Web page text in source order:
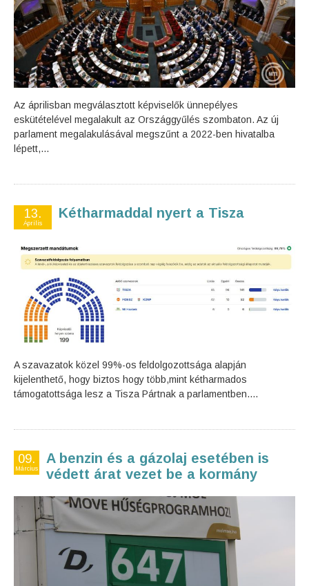
Az áprilisban megválasztott képviselők ünnepélyes
eskütételével megalakult az Országgyűlés szombaton. Az új
parlament megalakulásával megszűnt a 2022-ben hivatalba
lépett,...
13.
Április
Kétharmaddal nyert a Tisza
A szavazatok közel 99%-os feldolgozottsága alapján
kijelenthető, hogy biztos hogy több,mint kétharmados
támogatottsága lesz a Tisza Pártnak a parlamentben....
09.
Március
A benzin és a gázolaj esetében is
védett árat vezet be a kormány